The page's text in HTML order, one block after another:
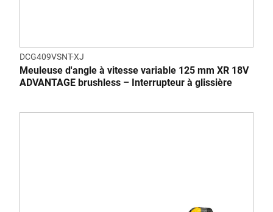
DCG409VSNT-XJ
Meuleuse d'angle à vitesse variable 125 mm XR 18V
ADVANTAGE brushless – Interrupteur à glissière